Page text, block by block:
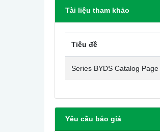
Tài liệu tham khảo
Tiêu đề
Series BYDS Catalog Page
Yêu cầu báo giá